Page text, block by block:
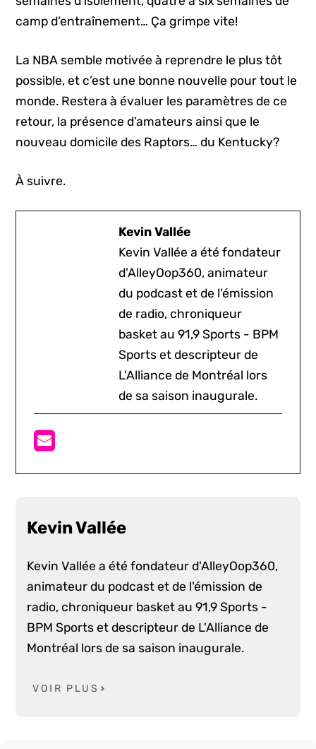
camp d’entraînement… Ça grimpe vite!
La NBA semble motivée à reprendre le plus tôt
possible, et c’est une bonne nouvelle pour tout le
monde. Restera à évaluer les paramètres de ce
retour, la présence d’amateurs ainsi que le
nouveau domicile des Raptors… du Kentucky?
À suivre.
Kevin Vallée
Kevin Vallée a été fondateur
d'AlleyOop360, animateur
du podcast et de l'émission
de radio, chroniqueur
basket au 91,9 Sports - BPM
Sports et descripteur de
L'Alliance de Montréal lors
de sa saison inaugurale.
Kevin Vallée
Kevin Vallée a été fondateur d'AlleyOop360,
animateur du podcast et de l'émission de
radio, chroniqueur basket au 91,9 Sports -
BPM Sports et descripteur de L'Alliance de
Montréal lors de sa saison inaugurale.
VOIR PLUS